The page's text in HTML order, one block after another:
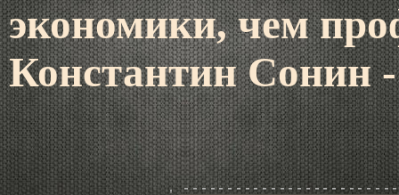
экономики, чем
Константин Сонин